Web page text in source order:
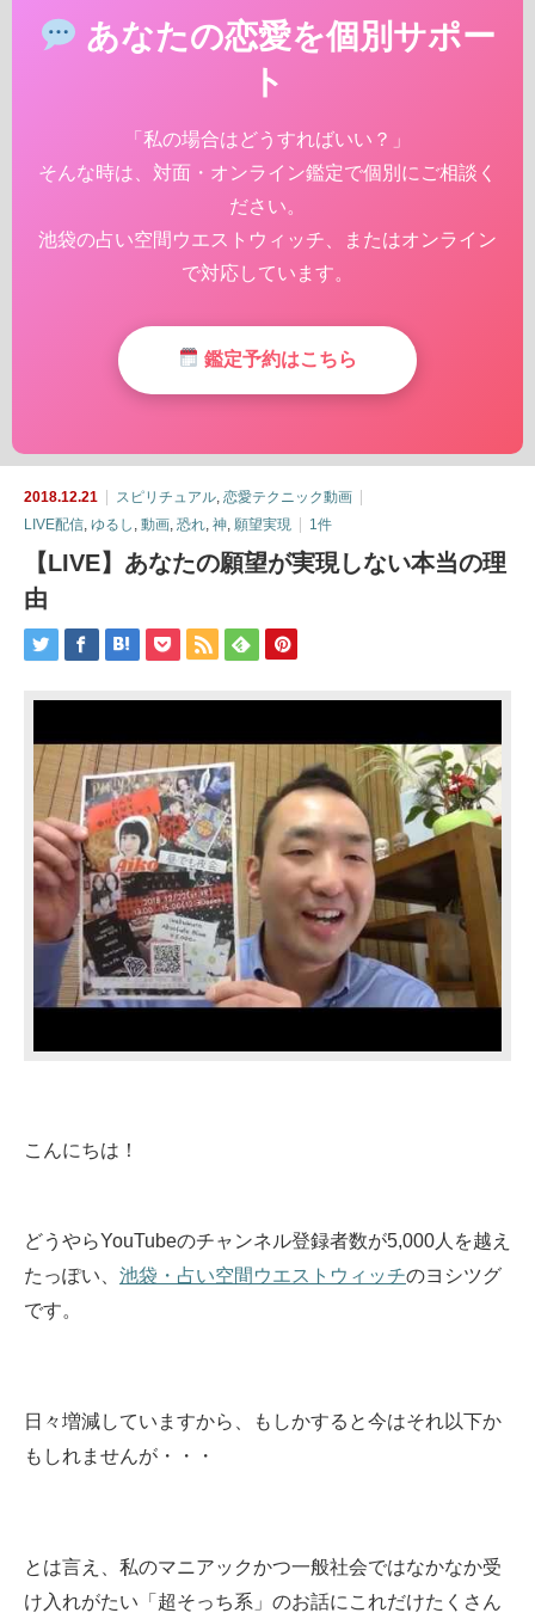
あなたの恋愛を個別サポー
ト
「私の場合はどうすればいい？」
そんな時は、対面・オンライン鑑定で個別にご相談く
ださい。
池袋の占い空間ウエストウィッチ、またはオンライン
で対応しています。
鑑定予約はこちら
2018.12.21 スピリチュアル 恋愛テクニック動画
LIVE配信 ゆるし 動画 恐れ 神 願望実現 1件
【LIVE】あなたの願望が実現しない本当の理
由
こんにちは！
どうやらYouTubeのチャンネル登録者数が5,000人を越え
たっぽい、 池袋・占い空間ウエストウィッチのヨシツグ
です。
日々増減していますから、もしかすると今はそれ以下か
もしれませんが・・・
とは言え、私のマニアックかつ一般社会ではなかなか受
け入れがたい「超そっち系」のお話にこれだけたくさん